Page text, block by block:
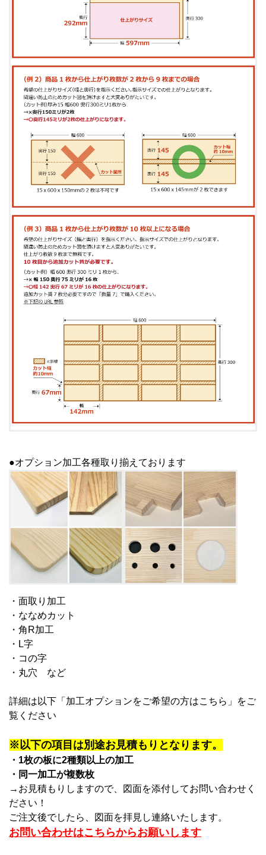
●オプション加工各種取り揃えております
・面取り加工
・ななめカット
・角R加工
・L字
・コの字
・丸穴 など
詳細は以下「加工オプションをご希望の方はこちら」をご
覧ください
※以下の項目は別途お見積もりとなります。
・1枚の板に2種類以上の加工
・同一加工が複数枚
→お見積もりしますので、図面を添付してお問い合わせく
ださい！
ご注文後でしたら、図面を拝見し連絡いたします。
お問い合わせはこちらからお願いします